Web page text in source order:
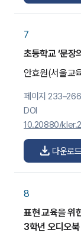
7
초등학교 ‘문장
다운로드
download
안효원(서울교
페이지 233–266
DOI
10.20880/
8
표현 교육을 위
3학년 오디오